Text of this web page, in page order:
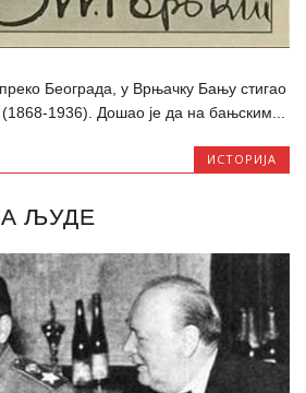
Београда, у Врњачку Бању стигао
1936). Дошао је да на бањским...
ИСТОРИЈА
ЉУДЕ